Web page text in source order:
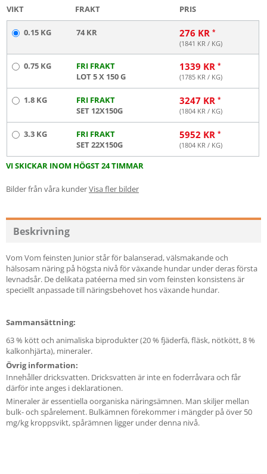
VIKT FRAKT PRIS
0.15 KG 74 KR 276 KR
(1841 KR / KG)
0.75 KG
FRI FRAKT
LOT 5 X 150 G
1339 KR
(1785 KR / KG)
1.8 KG
FRI FRAKT
SET 12X150G
3247 KR
(1804 KR / KG)
3.3 KG
FRI FRAKT
SET 22X150G
5952 KR
(1804 KR / KG)
VI SKICKAR INOM HÖGST 24 TIMMAR
Bilder från våra kunderVisa fler bilder
Beskrivning
Vom Vom feinsten Junior står för balanserad, välsmakande och
hälsosam näring på högsta nivå för växande hundar under deras första
levnadsår. De delikata patéerna med sin vom feinsten konsistens är
speciellt anpassade till näringsbehovet hos växande hundar.
Sammansättning:
63 % kött och animaliska biprodukter (20 % fjäderfä, fläsk, nötkött, 8 %
kalkonhjärta), mineraler.
Övrig information:
Innehåller dricksvatten. Dricksvatten är inte en foderråvara och får
därför inte anges i deklarationen.
Mineraler är essentiella oorganiska näringsämnen. Man skiljer mellan
bulk- och spårelement. Bulkämnen förekommer i mängder på över 50
mg/kg kroppsvikt, spårämnen ligger under denna nivå.